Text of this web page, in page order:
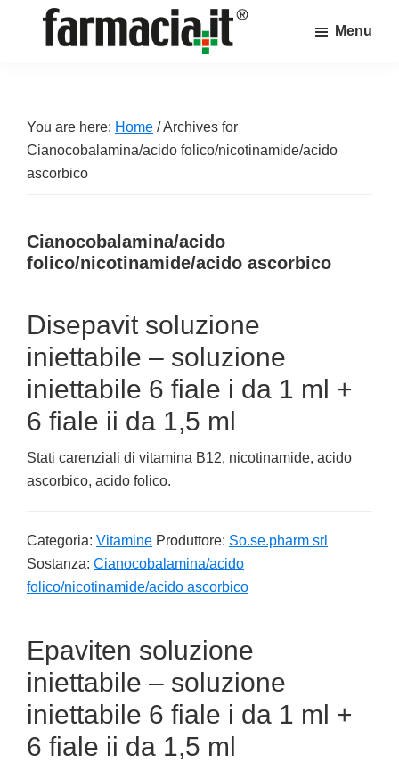
sul
mondo
della
Menu
You are here: Home /Archives for
Cianocobalamina/acido folico/nicotinamide/acido
ascorbico
Cianocobalamina/acido
folico/nicotinamide/acido ascorbico
Disepavit soluzione
iniettabile – soluzione
iniettabile 6 fiale i da 1 ml +
6 fiale ii da 1,5 ml
Stati carenziali di vitamina B12, nicotinamide, acido
ascorbico, acido folico.
Categoria: Vitamine Produttore: So.se.pharm srl
Sostanza: Cianocobalamina/acido
folico/nicotinamide/acido ascorbico
Epaviten soluzione
iniettabile – soluzione
iniettabile 6 fiale i da 1 ml +
6 fiale ii da 1,5 ml